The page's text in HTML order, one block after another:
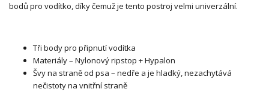
bodů pro vodítko, díky čemuž je tento postroj velmi univerzální.
Tři body pro připnutí vodítka
Materiály – Nylonový ripstop + Hypalon
Švy na straně od psa – nedře a je hladký, nezachytává
nečistoty na vnitřní straně